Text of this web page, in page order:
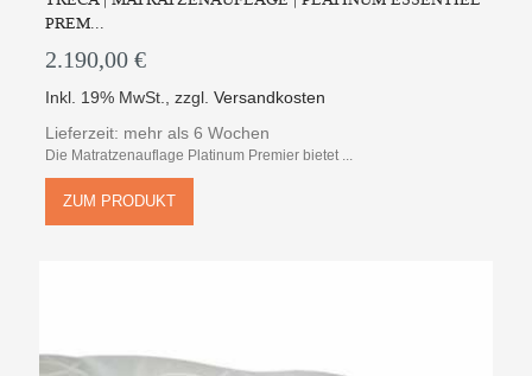
PREM...
2.190,00 €
Inkl. 19% MwSt.,zzgl.Versandkosten
Lieferzeit: mehr als 6 Wochen
Die Matratzenauflage Platinum Premier bietet ...
ZUM PRODUKT